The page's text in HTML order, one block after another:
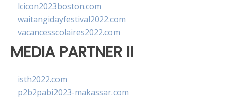
lcicon2023boston.com
waitangidayfestival2022.com
vacancesscolaires2022.com
MEDIA PARTNER II
isth2022.com
p2b2pabi2023-makassar.com